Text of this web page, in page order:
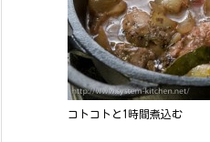
コトコトと1時間煮込む